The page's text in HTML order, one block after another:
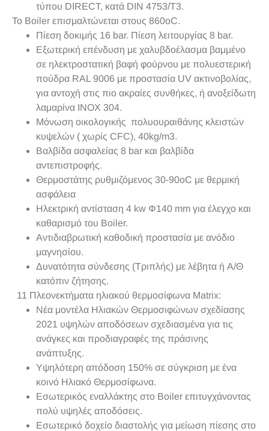
τύπου DIRECT, κατά DIN 4753/T3.
Το Boiler επισμαλτώνεται στους 860οC.
Πίεση δοκιμής 16 bar. Πίεση λειτουργίας 8 bar.
Εξωτερική επένδυση με χαλυβδοέλασμα βαμμένο
σε ηλεκτροστατική βαφή φούρνου με πολυεστερική
πούδρα RAL 9006 με προστασία UV ακτινοβολίας,
για αντοχή στις πιο ακραίες συνθήκες, ή ανοξείδωτη
λαμαρίνα INOX 304.
Μόνωση οικολογικής πολυουραιθάνης κλειστών
κυψελών ( χωρίς CFC), 40kg/m3.
Βαλβίδα ασφαλείας 8 bar και βαλβίδα
αντεπιστροφής.
Θερμοστάτης ρυθμιζόμενος 30-90οC με θερμική
ασφάλεια
Ηλεκτρική αντίσταση 4 kw Φ140 mm για έλεγχο και
καθαρισμό του Boiler.
Αντιδιαβρωτική καθοδική προστασία με ανόδιο
μαγνησίου.
Δυνατότητα σύνδεσης (Τριπλής) με λέβητα ή Α/Θ
κατόπιν ζήτησης.
11 Πλεονεκτήματα ηλιακού θερμοσίφωνα Matrix:
Νέα μοντέλα Ηλιακών Θερμοσιφώνων σχεδίασης
2021 υψηλών αποδόσεων σχεδιασμένα για τις
ανάγκες και προδιαγραφές της πράσινης
ανάπτυξης.
Υψηλότερη απόδοση 150% σε σύγκριση με ένα
κοινό Ηλιακό Θερμοσίφωνα.
Εσωτερικός εναλλάκτης στο Boiler επιτυγχάνοντας
πολύ υψηλές αποδόσεις.
Εσωτερικό δοχείο διαστολής για μείωση πίεσης στο